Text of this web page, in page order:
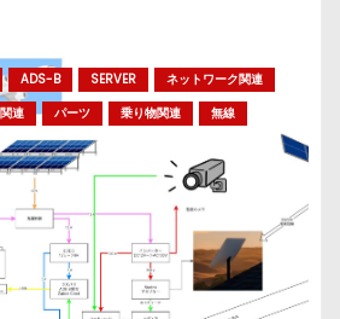
ADS-B SERVER
ネットワーク関連
連 パーツ 乗り物関連 無線